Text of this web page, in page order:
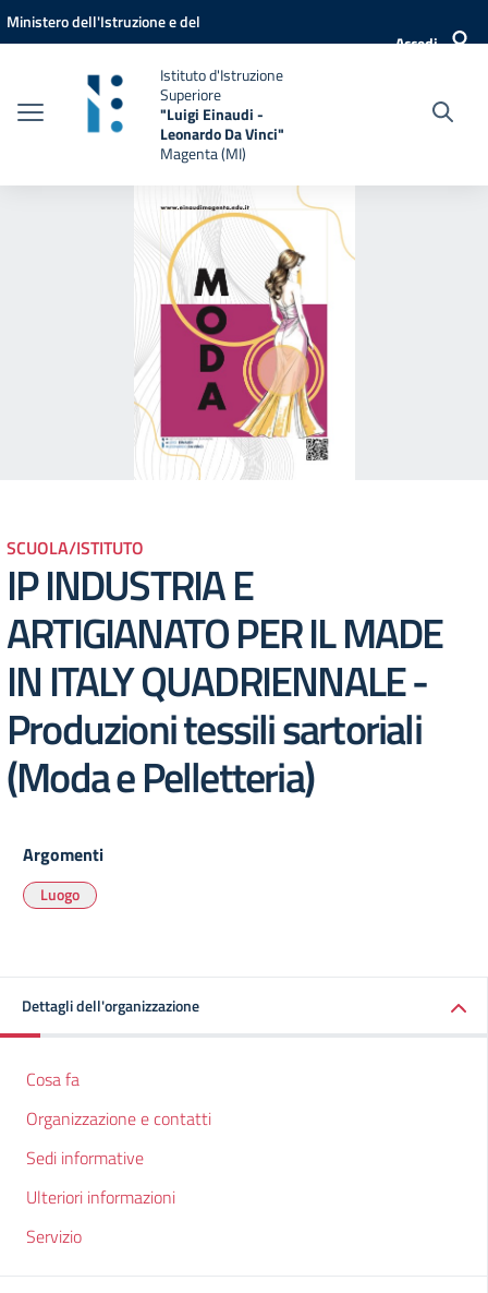
Vai ai contenuti
Vai al menu di navigazione
Vai al footer
Ministero dell'Istruzione e del
Accedi
Istituto d'Istruzione
Superiore
"Luigi Einaudi -
Leonardo Da Vinci"
Magenta (MI)
SCUOLA/ISTITUTO
IP INDUSTRIA E
ARTIGIANATO PER IL MADE
IN ITALY QUADRIENNALE -
Produzioni tessili sartoriali
(Moda e Pelletteria)
Argomenti
Luogo
Dettagli dell'organizzazione
Cosa fa
Organizzazione e contatti
Sedi informative
Ulteriori informazioni
Servizio